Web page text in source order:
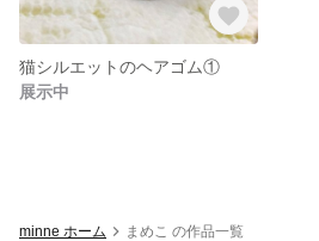
猫シルエットのヘアゴム①
展示中
minne ホーム まめこ の作品一覧